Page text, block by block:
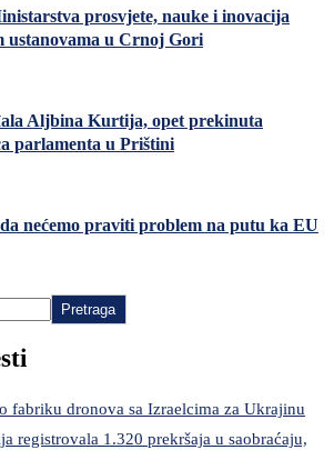
prosvjete, nauke i inovacija
ustanovama u Crnoj Gori
Aljbina Kurtija, opet prekinuta
parlamenta u Prištini
nećemo praviti problem na putu ka EU
Pretraga
fabriku dronova sa Izraelcima za Ukrajinu
registrovala 1.320 prekršaja u saobraćaju,